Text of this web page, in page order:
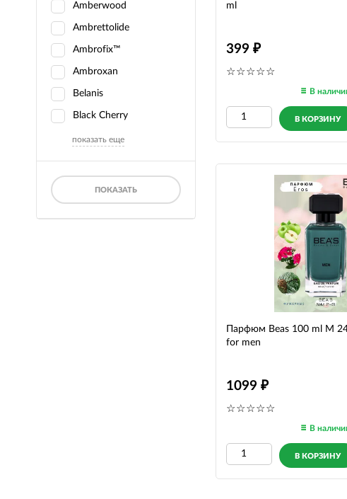
Amberwood
Ambrettolide
Ambrofix™
Ambroxan
Belanis
Black Cherry
показать еще
ПОКАЗАТЬ
ml
399
В
В КОРЗИНУ
Парфюм Beas 100 ml M
for men
1099
В
В КОРЗИНУ